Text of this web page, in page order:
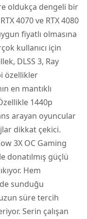
oldukça dengeli bir
4070 ve RTX 4080
fiyatlı olmasına
kullanıcı için
DLSS 3, Ray
özellikler
en mantıklı
1440p
arayan oyuncular
dikkat çekici.
3X OC Gaming
donatılmış güçlü
Hem
sunduğu
süre tercih
Serin çalışan